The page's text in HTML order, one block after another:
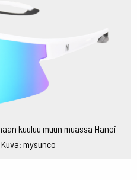
kuuluu muun muassa Hanoi
mysunco